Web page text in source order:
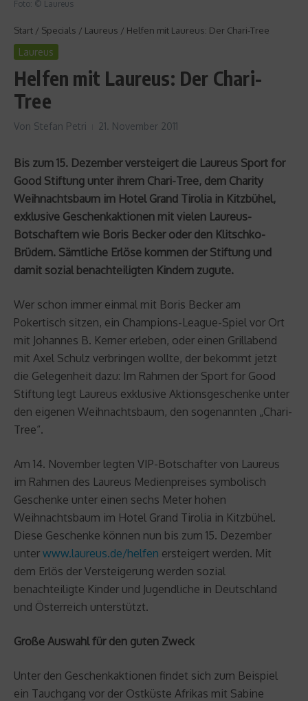
Foto: © Laureus
Start / Specials / Laureus / Helfen mit Laureus: Der Chari-Tree
Laureus
Helfen mit Laureus: Der Chari-
Tree
Von Stefan Petri 21. November 2011
Bis zum 15. Dezember versteigert die Laureus Sport for
Good Stiftung unter ihrem Chari-Tree, dem Charity
Weihnachtsbaum im Hotel Grand Tirolia in Kitzbühel,
exklusive Geschenkaktionen mit vielen Laureus-
Botschaftern wie Boris Becker oder den Klitschko-
Brüdern. Sämtliche Erlöse kommen der Stiftung und
damit sozial benachteiligten Kindern zugute.
Wer schon immer einmal mit Boris Becker am
Pokertisch sitzen, ein Champions-League-Spiel vor Ort
mit Johannes B. Kerner erleben, oder einen Grillabend
mit Axel Schulz verbringen wollte, der bekommt jetzt
die Gelegenheit dazu: Im Rahmen der Sport for Good
Stiftung legt Laureus exklusive Aktionsgeschenke unter
den eigenen Weihnachtsbaum, den sogenannten „Chari-
Tree“.
Am 14. November legten VIP-Botschafter von Laureus
im Rahmen des Laureus Medienpreises symbolisch
Geschenke unter einen sechs Meter hohen
Weihnachtsbaum im Hotel Grand Tirolia in Kitzbühel.
Diese Geschenke können nun bis zum 15. Dezember
unter www.laureus.de/helfen ersteigert werden. Mit
dem Erlös der Versteigerung werden sozial
benachteiligte Kinder und Jugendliche in Deutschland
und Österreich unterstützt.
Große Auswahl für den guten Zweck
Unter den Geschenkaktionen findet sich zum Beispiel
ein Tauchgang vor der Ostküste Afrikas mit Sabine